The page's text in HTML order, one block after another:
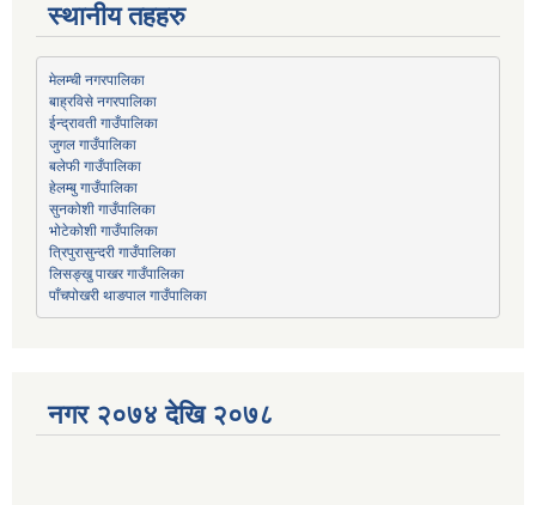
स्थानीय तहहरु
मेलम्ची नगरपालिका
बाह्रविसे नगरपालिका
ईन्द्रावती गाउँपालिका
जुगल गाउँपालिका
बलेफी गाउँपालिका
हेलम्बु गाउँपालिका
सुनकोशी गाउँपालिका
भोटेकोशी गाउँपालिका
त्रिपुरासुन्दरी गाउँपालिका
लिसङ्खु पाखर गाउँपालिका
पाँचपोखरी थाङपाल गाउँपालिका
नगर २०७४ देखि २०७८